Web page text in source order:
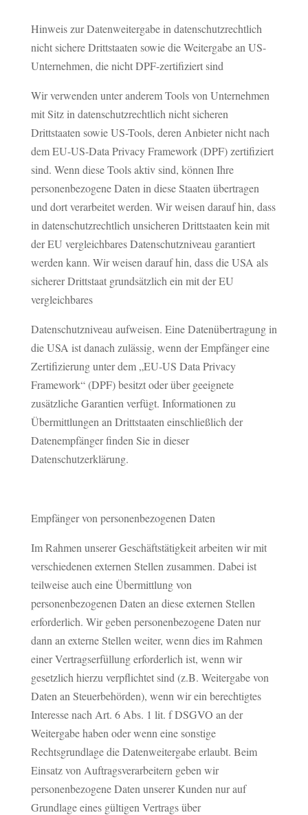
Hinweis zur Datenweitergabe in datenschutzrechtlich
nicht sichere Drittstaaten sowie die Weitergabe an US-
Unternehmen, die nicht DPF-zertifiziert sind
Wir verwenden unter anderem Tools von Unternehmen
mit Sitz in datenschutzrechtlich nicht sicheren
Drittstaaten sowie US-Tools, deren Anbieter nicht nach
dem EU-US-Data Privacy Framework (DPF) zertifiziert
sind. Wenn diese Tools aktiv sind, können Ihre
personenbezogene Daten in diese Staaten übertragen
und dort verarbeitet werden. Wir weisen darauf hin, dass
in datenschutzrechtlich unsicheren Drittstaaten kein mit
der EU vergleichbares Datenschutzniveau garantiert
werden kann. Wir weisen darauf hin, dass die USA als
sicherer Drittstaat grundsätzlich ein mit der EU
vergleichbares
Datenschutzniveau aufweisen. Eine Datenübertragung in
die USA ist danach zulässig, wenn der Empfänger eine
Zertifizierung unter dem „EU-US Data Privacy
Framework“ (DPF) besitzt oder über geeignete
zusätzliche Garantien verfügt. Informationen zu
Übermittlungen an Drittstaaten einschließlich der
Datenempfänger finden Sie in dieser
Datenschutzerklärung.
Empfänger von personenbezogenen Daten
Im Rahmen unserer Geschäftstätigkeit arbeiten wir mit
verschiedenen externen Stellen zusammen. Dabei ist
teilweise auch eine Übermittlung von
personenbezogenen Daten an diese externen Stellen
erforderlich. Wir geben personenbezogene Daten nur
dann an externe Stellen weiter, wenn dies im Rahmen
einer Vertragserfüllung erforderlich ist, wenn wir
gesetzlich hierzu verpflichtet sind (z.B. Weitergabe von
Daten an Steuerbehörden), wenn wir ein berechtigtes
Interesse nach Art. 6 Abs. 1 lit. f DSGVO an der
Weitergabe haben oder wenn eine sonstige
Rechtsgrundlage die Datenweitergabe erlaubt. Beim
Einsatz von Auftragsverarbeitern geben wir
personenbezogene Daten unserer Kunden nur auf
Grundlage eines gültigen Vertrags über